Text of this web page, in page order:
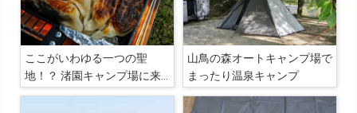
ここがいわゆる一つの聖
地！？ 渚園キャンプ場に来
たらやっぱりゆるりとキャン
山鳥の森オートキャンプ場で
まったり温泉キャンプ